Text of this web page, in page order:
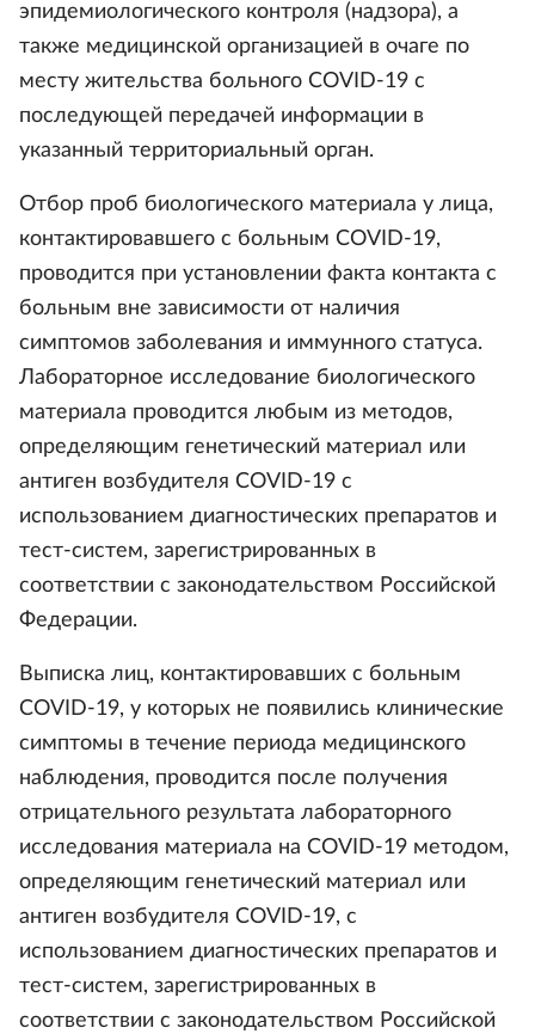
эпидемиологического контроля (надзора), а
также медицинской организацией в очаге по
месту жительства больного COVID-19 с
последующей передачей информации в
указанный территориальный орган.
Отбор проб биологического материала у лица,
контактировавшего с больным COVID-19,
проводится при установлении факта контакта с
больным вне зависимости от наличия
симптомов заболевания и иммунного статуса.
Лабораторное исследование биологического
материала проводится любым из методов,
определяющим генетический материал или
антиген возбудителя COVID-19 с
использованием диагностических препаратов и
тест-систем, зарегистрированных в
соответствии с законодательством Российской
Федерации.
Выписка лиц, контактировавших с больным
COVID-19, у которых не появились клинические
симптомы в течение периода медицинского
наблюдения, проводится после получения
отрицательного результата лабораторного
исследования материала на COVID-19 методом,
определяющим генетический материал или
антиген возбудителя COVID-19, с
использованием диагностических препаратов и
тест-систем, зарегистрированных в
соответствии с законодательством Российской